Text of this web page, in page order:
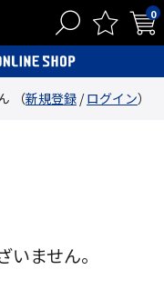
0
（新規登録 /ログイン）
ません。